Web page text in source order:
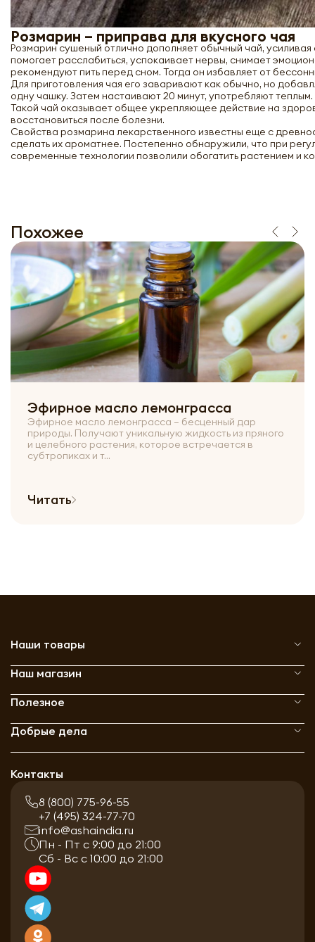
Розмарин – приправа для вкусного чая
Розмарин сушеный отлично дополняет обычный чай,
помогает расслабиться, успокаивает нервы, снимает
рекомендуют пить перед сном. Тогда он избавляет от
Для приготовления чая его заваривают как обычно, но
одну чашку. Затем настаивают 20 минут, употребляют
Такой чай оказывает общее укрепляющее действие на
восстановиться после болезни.
Свойства розмарина лекарственного известны еще с
сделать их ароматнее. Постепенно обнаружили, что при
современные технологии позволили обогатить растением и
Похожее
Эфирное масло лемонграсса
Эфирное масло лемонграсса – бесценный дар
природы. Получают уникальную жидкость из пряного
и целебного растения, которое встречается в
субтропиках и т...
Читать
Наши товары
Наш магазин
Полезное
Добрые дела
Контакты
8 (800) 775-96-55
+7 (495) 324-77-70
info@ashaindia.ru
Пн - Пт с 9:00 до 21:00
Сб - Вс с 10:00 до 21:00